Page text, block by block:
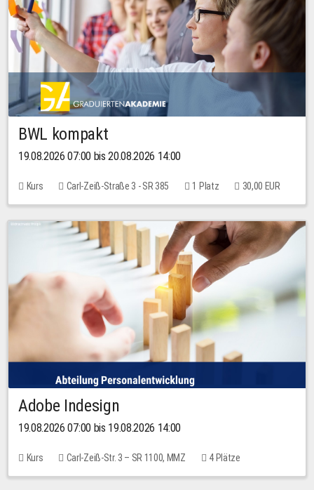
BWL kompakt
19.08.2026 07:00 bis 20.08.2026 14:00
Kurs Carl-Zeiß-Straße 3 - SR 385 1 Platz 30,00 EUR
Adobe Indesign
19.08.2026 07:00 bis 19.08.2026 14:00
Kurs Carl-Zeiß-Str. 3 – SR 1100, MMZ 4 Plätze